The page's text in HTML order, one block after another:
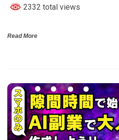
2332 total views
Read More